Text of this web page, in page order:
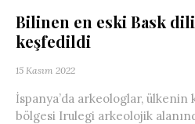
Bilinen en eski Bask
keşfedildi
15 Kasım 2022
İspanya’da arkeologlar,
bölgesi Irulegi arkeolojik